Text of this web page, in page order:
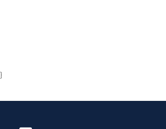
}